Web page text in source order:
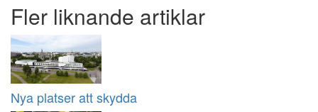
Fler liknande artiklar
Nya platser att skydda